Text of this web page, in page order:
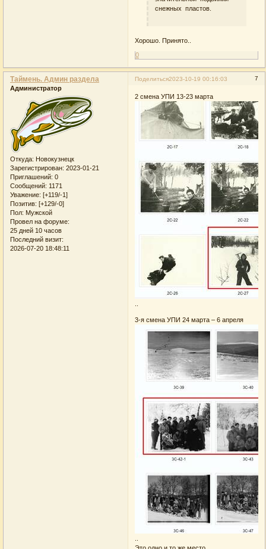
снежных пластов.
Хорошо. Принято..
0
Поделиться 7
2023-10-19 00:16:03
Таймень. Админ раздела
Администратор
Откуда: Новокузнецк
Зарегистрирован: 2023-01-21
Приглашений: 0
Сообщений: 1171
Уважение: [+119/-1]
Позитив: [+129/-0]
Пол: Мужской
Провел на форуме:
25 дней 10 часов
Последний визит:
2026-07-20 18:48:11
2 смена УПИ 13-23 марта
3-я смена УПИ 24 марта – 6 апреля